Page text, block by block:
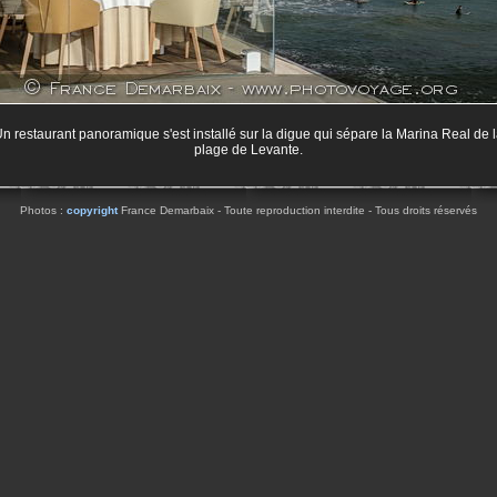
restaurant panoramique s'est installé sur la digue qui sépare la Marina Real de
plage de Levante.
Photos : copyrightFrance Demarbaix - Toute reproduction interdite - Tous droits réservés